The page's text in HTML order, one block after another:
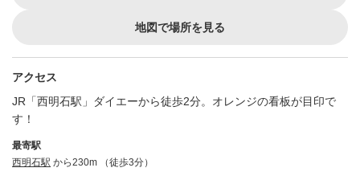
地図で場所を見る
アクセス
JR「西明石駅」ダイエーから徒歩2分。オレンジの看板が目印で
す！
最寄駅
西明石駅 から230m （徒歩3分）